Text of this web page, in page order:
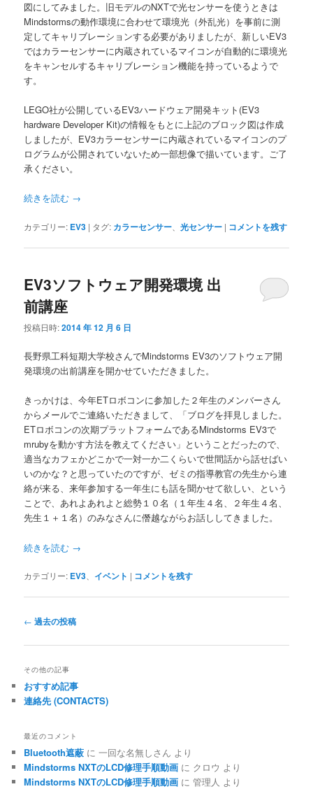
図にしてみました。旧モデルのNXTで光センサーを使うときは
Mindstormsの動作環境に合わせて環境光（外乱光）を事前に測
定してキャリブレーションする必要がありましたが、新しいEV3
ではカラーセンサーに内蔵されているマイコンが自動的に環境光
をキャンセルするキャリブレーション機能を持っているようで
す。
LEGO社が公開しているEV3ハードウェア開発キット(EV3
hardware Developer Kit)の情報をもとに上記のブロック図は作成
しましたが、EV3カラーセンサーに内蔵されているマイコンのプ
ログラムが公開されていないため一部想像で描いています。ご了
承ください。
続きを読む →
カテゴリー: EV3 | タグ: カラーセンサー 、光センサー | コメントを残す
EV3ソフトウェア開発環境 出
前講座
投稿日時:2014 年 12 月 6 日
長野県工科短期大学校さんでMindstorms EV3のソフトウェア開
発環境の出前講座を開かせていただきました。
きっかけは、今年ETロボコンに参加した２年生のメンバーさん
からメールでご連絡いただきまして、「ブログを拝見しました。
ETロボコンの次期プラットフォームであるMindstorms EV3で
mrubyを動かす方法を教えてください」ということだったので、
適当なカフェかどこかで一対一か二くらいで世間話から話せばい
いのかな？と思っていたのですが、ゼミの指導教官の先生から連
絡が来る、来年参加する一年生にも話を聞かせて欲しい、という
ことで、あれよあれよと総勢１０名（１年生４名、２年生４名、
先生１＋１名）のみなさんに僭越ながらお話ししてきました。
続きを読む →
カテゴリー: EV3 イベント | コメントを残す
投
ナ
ゲ
ー
シ
ン
← 過去の投稿
その他の記事
おすすめ記事
連絡先 (CONTACTS)
最近のコメント
Bluetooth遮蔽 に一回な名無しさん より
Mindstorms NXTのLCD修理手順動画 に クロウ より
Mindstorms NXTのLCD修理手順動画 に管理人 より